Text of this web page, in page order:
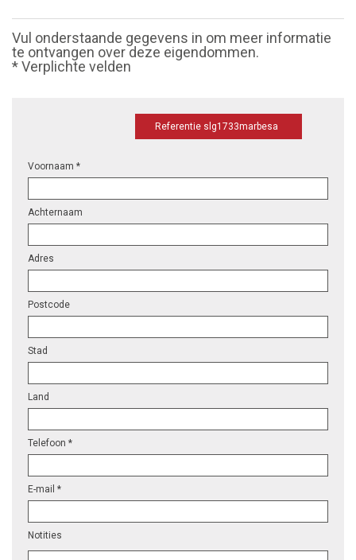
Vul onderstaande gegevens in om meer informatie
te ontvangen over deze eigendommen.
* Verplichte velden
Referentie slg1733marbesa
Voornaam *
Achternaam
Adres
Postcode
Stad
Land
Telefoon *
E-mail *
Notities